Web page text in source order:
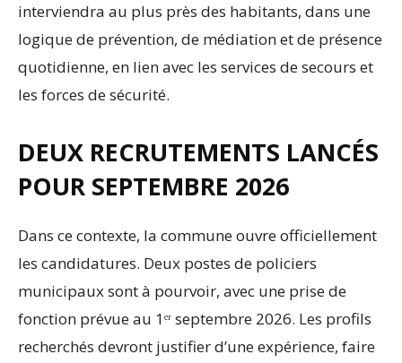
interviendra au plus près des habitants, dans une
logique de prévention, de médiation et de présence
quotidienne, en lien avec les services de secours et
les forces de sécurité.
DEUX RECRUTEMENTS LANCÉS
POUR SEPTEMBRE 2026
Dans ce contexte, la commune ouvre officiellement
les candidatures. Deux postes de policiers
municipaux sont à pourvoir, avec une prise de
fonction prévue au 1ᵉʳ septembre 2026. Les profils
recherchés devront justifier d’une expérience, faire